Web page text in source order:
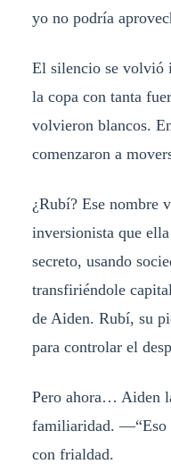
yo no podría
El silencio se volvió
la copa con tanta
volvieron blancos.
comenzaron a
¿Rubí? Ese nombre
inversionista que
secreto, usando
transfiriéndole
de Aiden. Rubí, su
para controlar el
Pero ahora… Aiden
familiaridad. —“Eso
con frialdad.